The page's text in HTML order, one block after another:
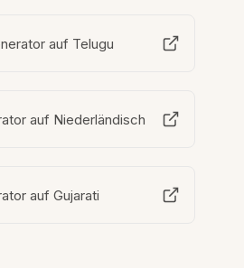
auf Telugu
auf Niederländisch
auf Gujarati